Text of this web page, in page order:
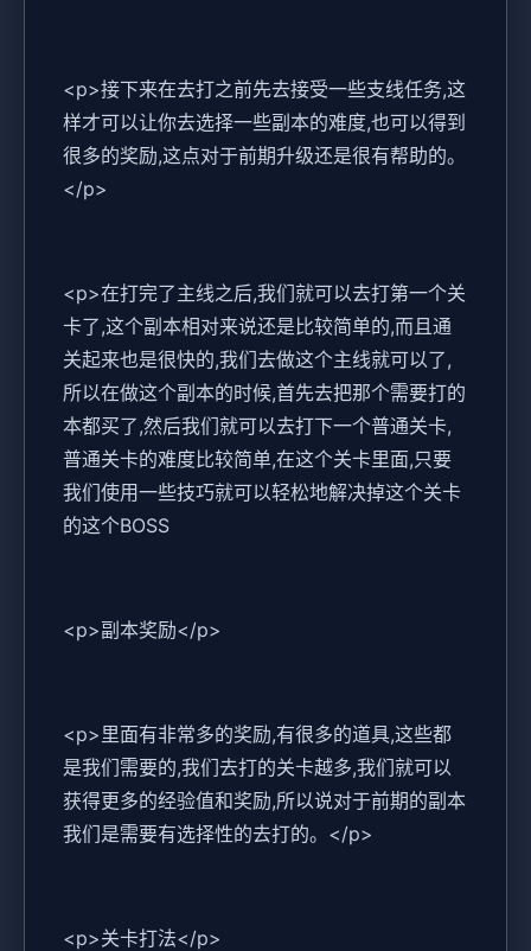
<p>接下来在去打之前先去接受一些支线任务,这
样才可以让你去选择一些副本的难度,也可以得到
很多的奖励,这点对于前期升级还是很有帮助的。
</p>
<p>在打完了主线之后,我们就可以去打第一个关
卡了,这个副本相对来说还是比较简单的,而且通
关起来也是很快的,我们去做这个主线就可以了,
所以在做这个副本的时候,首先去把那个需要打的
本都买了,然后我们就可以去打下一个普通关卡,
普通关卡的难度比较简单,在这个关卡里面,只要
我们使用一些技巧就可以轻松地解决掉这个关卡
的这个BOSS
<p>副本奖励</p>
<p>里面有非常多的奖励,有很多的道具,这些都
是我们需要的,我们去打的关卡越多,我们就可以
获得更多的经验值和奖励,所以说对于前期的副本
我们是需要有选择性的去打的。</p>
<p>关卡打法</p>